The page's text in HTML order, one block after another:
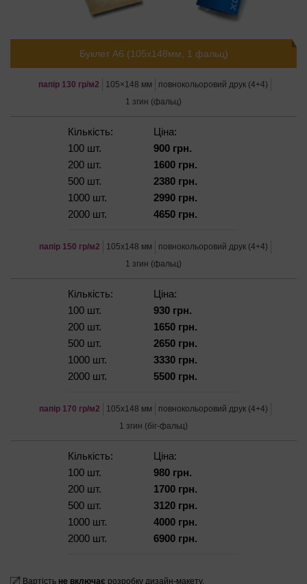
Буклет А6 (105х148мм, 1 фальц)
папір 130 гр/м2 105×148 мм
повнокольоровий друк (4+4)
1 згин (фальц)
Кількість:
100 шт.
200 шт.
500 шт.
1000 шт.
2000 шт.
Ціна:
900 грн.
1600 грн.
2380 грн.
2990 грн.
4650 грн.
папір 150 гр/м2 105х148 мм
повнокольоровий друк (4+4)
1 згин (фальц)
Кількість:
100 шт.
200 шт.
500 шт.
1000 шт.
2000 шт.
Ціна:
930 грн.
1650 грн.
2650 грн.
3330 грн.
5500 грн.
папір 170 гр/м2 105х148 мм
повнокольоровий друк (4+4)
1 згин (біг-фальц)
Кількість:
100 шт.
200 шт.
500 шт.
1000 шт.
2000 шт.
Ціна:
980 грн.
1700 грн.
3120 грн.
4000 грн.
6900 грн.
Вартість не включає розробку дизайн-макету.